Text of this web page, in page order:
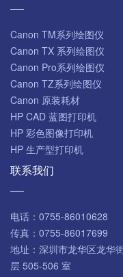
Canon TM系列绘图仪
Canon TX 系列绘图仪
Canon Pro系列绘图仪
Canon TZ系列绘图仪
Canon 原装耗材
HP CAD 蓝图打印机
HP 彩色图像打印机
HP 生产型打印机
联系我们
电话： 0755-86010628
传真： 0755-86017699
地址： 深圳市龙华区龙华
层 505-506 室